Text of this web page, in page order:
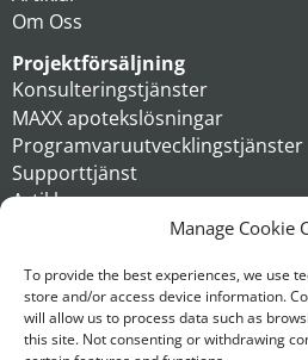
Manage Cookie
To provide the best experiences, we use
store and/or access device information.
will allow us to process data such as
this site. Not consenting or withdrawing
Om Oss
Projektförsäljning
Konsulteringstjänster
MAXX apotekslösningar
Programvaruutvecklingstjänster
Supporttjänst
Artiklar
Koncern
Kontakt